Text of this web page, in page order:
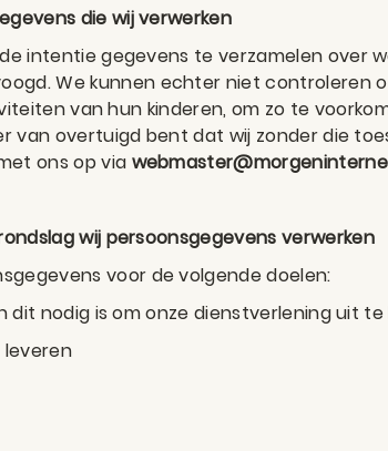
die wij verwerken
intentie gegevens te verzamelen over
We kunnen echter niet controleren
van hun kinderen, om zo te
van overtuigd bent dat wij zonder die
ons op via
wij persoonsgegevens verwerken
voor de volgende doelen:
dit nodig is om onze dienstverlening uit